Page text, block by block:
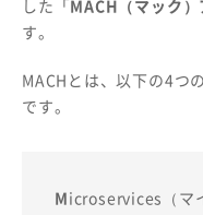
した 「MACH（マック
す。
MACHとは、以下の4つ
です。
Microservices（マ